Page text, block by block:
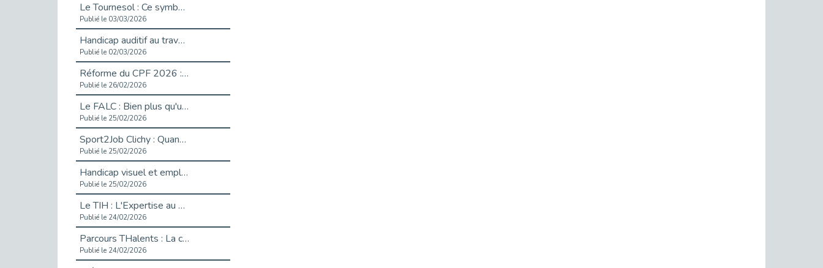
Le Tournesol : Ce symbole discret qui change la vie des personnes en situation de handicap invisible
Publié le 03/03/2026
Handicap auditif au travail : rendre l’invisible accessible
Publié le 02/03/2026
Réforme du CPF 2026 : Ce qui change ce printemps pour vos droits à la formation
Publié le 26/02/2026
Le FALC : Bien plus qu'une écriture, un levier d'inclusion
Publié le 25/02/2026
Sport2Job Clichy : Quand le terrain devient le plus beau des bureaux
Publié le 25/02/2026
Handicap visuel et emploi : lever les obstacles pour révéler les - vidéo
Publié le 25/02/2026
Le TIH : L'Expertise au Service de l'Inclusion
Publié le 24/02/2026
Parcours THalents : La complémentarité au service de l'Emploi.
Publié le 24/02/2026